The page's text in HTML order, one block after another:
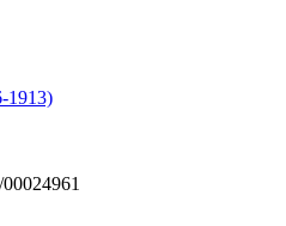
1913)